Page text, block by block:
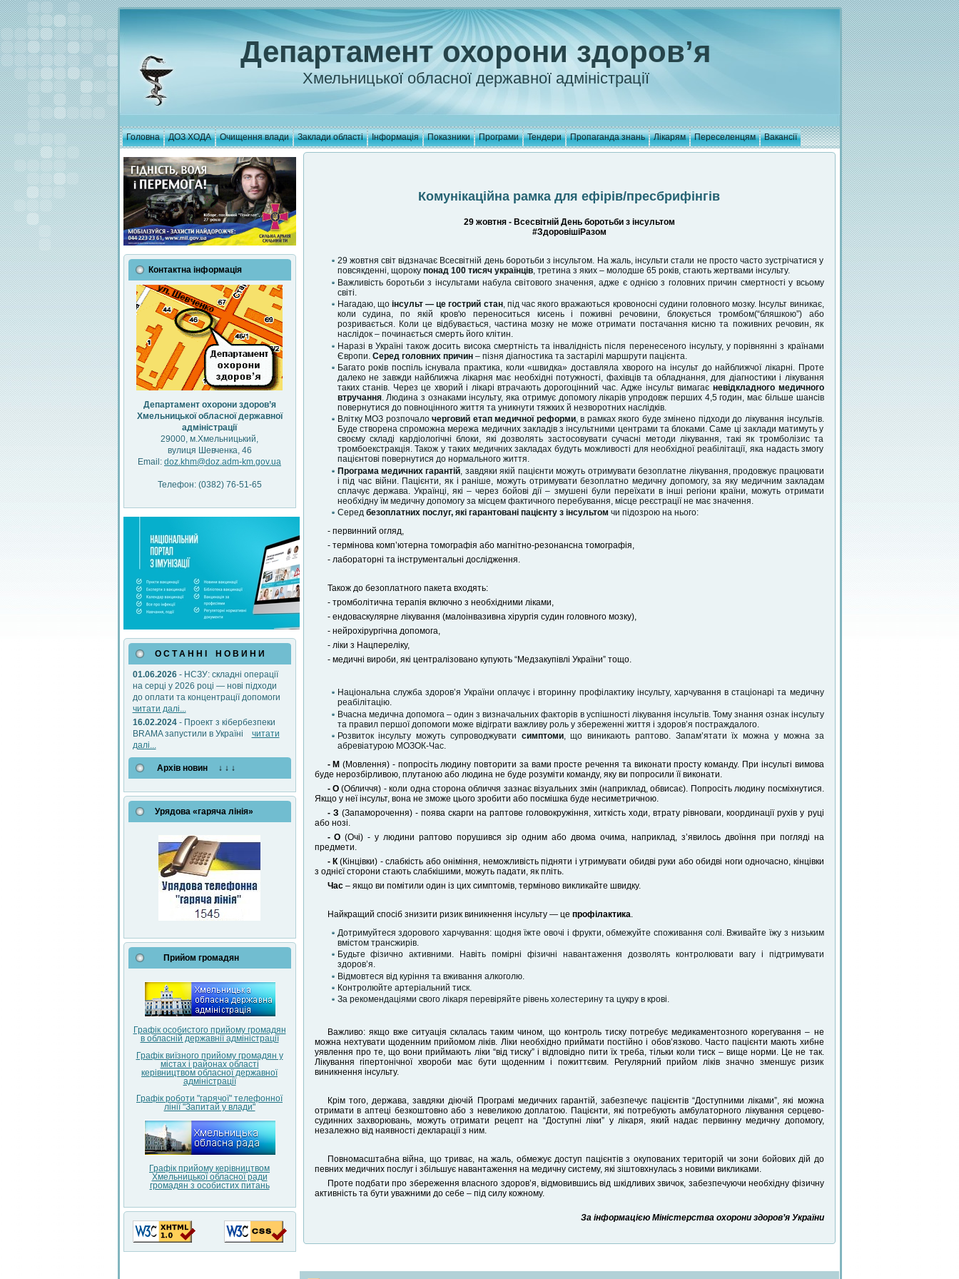
Департамент охорони здоров’я
Хмельницької обласної державної адміністрації
Головна ДОЗ ХОДА Очищення влади Заклади області Інформація Показники Програми Тендери Пропаганда знань Лікарям Переселенцям Вакансії
Контактна інформація
Департамент охорони здоров’я
Хмельницької обласної державної
адміністрації
29000, м.Хмельницький,
вулиця Шевченка, 46
Email: doz.khm@doz.adm-km.gov.ua
Телефон: (0382) 76-51-65
О С Т А Н Н І Н О В И Н И
01.06.2026- НСЗУ: складні операції
на серці у 2026 році — нові підходи
до оплати та концентрації допомоги
читати далі...
16.02.2024- Проект з кібербезпеки
BRAMA запустили в Україні читати
далі...
Архів новин ↓ ↓ ↓
Урядова «гаряча лінія»
Прийом громадян
Графік особистого прийому громадян
в обласній державнії адміністрації
Графік виїзного прийому громадян у
містах і районах області
керівництвом обласної державної
адміністрації
Графік роботи "гарячої" телефонної
лінії "Запитай у влади"
Графік прийому керівництвом
Хмельницької обласної ради
громадян з особистих питань
Комунікаційна рамка для ефірів/пресбрифінгів
29 жовтня - Всесвітній День боротьби з інсультом
#ЗдоровішіРазом
29 жовтня світ відзначає Всесвітній день боротьби з інсультом. На жаль, інсульти стали не просто часто зустрічатися у
повсякденні, щороку понад 100 тисяч українців, третина з яких – молодше 65 років, стають жертвами інсульту.
Важливість боротьби з інсультами набула світового значення, адже є однією з головних причин смертності у всьому
світі.
Нагадаю, що інсульт — це гострий стан, під час якого вражаються кровоносні судини головного мозку. Інсульт виникає,
коли судина, по якій кров'ю переноситься кисень і поживні речовини, блокується тромбом(“бляшкою”) або
розривається. Коли це відбувається, частина мозку не може отримати постачання кисню та поживних речовин, як
наслідок – починається смерть його клітин.
Наразі в Україні також досить висока смертність та інвалідність після перенесеного інсульту, у порівнянні з країнами
Європи. Серед головних причин– пізня діагностика та застарілі маршрути пацієнта.
Багато років поспіль існувала практика, коли «швидка» доставляла хворого на інсульт до найближчої лікарні. Проте
далеко не завжди найближча лікарня має необхідні потужності, фахівців та обладнання, для діагностики і лікування
таких станів. Через це хворий і лікарі втрачають дорогоцінний час. Адже інсульт вимагає невідкладного медичного
втручання. Людина з ознаками інсульту, яка отримує допомогу лікарів упродовж перших 4,5 годин, має більше шансів
повернутися до повноцінного життя та уникнути тяжких й незворотних наслідків.
Влітку МОЗ розпочалочерговий етап медичної реформи, в рамках якого буде змінено підходи до лікування інсультів.
Буде створена спроможна мережа медичних закладів з інсультними центрами та блоками. Саме ці заклади матимуть у
своєму складі кардіологічні блоки, які дозволять застосовувати сучасні методи лікування, такі як тромболізис та
тромбоекстракція. Також у таких медичних закладах будуть можливості для необхідної реабілітації, яка надасть змогу
пацієнтові повернутися до нормального життя.
Програма медичних гарантій , завдяки якій пацієнти можуть отримувати безоплатне лікування, продовжує працювати
і під час війни. Пацієнти, як і раніше, можуть отримувати безоплатно медичну допомогу, за яку медичним закладам
сплачує держава. Українці, які – через бойові дії – змушені були переїхати в інші регіони країни, можуть отримати
необхідну їм медичну допомогу за місцем фактичного перебування, місце реєстрації не має значення.
Серед безоплатних послуг, які гарантовані пацієнту з інсультом чи підозрою на нього:
- первинний огляд,
- термінова комп’ютерна томографія або магнітно-резонансна томографія,
- лабораторні та інструментальні дослідження.
Також до безоплатного пакета входять:
- тромболітична терапія включно з необхідними ліками,
- ендоваскулярне лікування (малоінвазивна хірургія судин головного мозку),
- нейрохірургічна допомога,
- ліки з Нацпереліку,
- медичні вироби, які централізовано купують “Медзакупівлі України” тощо.
Національна служба здоров’я України оплачує і вторинну профілактику інсульту, харчування в стаціонарі та медичну
реабілітацію.
Вчасна медична допомога – один з визначальних факторів в успішності лікування інсультів. Тому знання ознак інсульту
та правил першої допомоги може відіграти важливу роль у збереженні життя і здоров’я постраждалого.
Розвиток інсульту можуть супроводжувати симптоми, що виникають раптово. Запам’ятати їх можна у можна за
абревіатурою МОЗОК-Час.
- М (Мовлення) - попросіть людину повторити за вами просте речення та виконати просту команду. При інсульті вимова
буде нерозбірливою, плутаною або людина не буде розуміти команду, яку ви попросили її виконати.
- О(Обличчя) - коли одна сторона обличчя зазнає візуальних змін (наприклад, обвисає). Попросіть людину посміхнутися.
Якщо у неї інсульт, вона не зможе цього зробити або посмішка буде несиметричною.
- З (Запаморочення) - поява скарги на раптове головокружіння, хиткість ходи, втрату рівноваги, координації рухів у руці
або нозі.
- О (Очі) - у людини раптово порушився зір одним або двома очима, наприклад, зʼявилось двоїння при погляді на
предмети.
- К(Кінцівки) - слабкість або оніміння, неможливість підняти і утримувати обидві руки або обидві ноги одночасно, кінцівки
з однієї сторони стають слабкішими, можуть падати, як пліть.
Час– якщо ви помітили один із цих симптомів, терміново викликайте швидку.
Найкращий спосіб знизити ризик виникнення інсульту — це профілактика.
Дотримуйтеся здорового харчування: щодня їжте овочі і фрукти, обмежуйте споживання солі. Вживайте їжу з низьким
вмістом трансжирів.
Будьте фізично активними. Навіть помірні фізичні навантаження дозволять контролювати вагу і підтримувати
здоров’я.
Відмовтеся від куріння та вживання алкоголю.
Контролюйте артеріальний тиск.
За рекомендаціями свого лікаря перевіряйте рівень холестерину та цукру в крові.
Важливо: якщо вже ситуація склалась таким чином, що контроль тиску потребує медикаментозного корегування – не
можна нехтувати щоденним прийомом ліків. Ліки необхідно приймати постійно і обов’язково. Часто пацієнти мають хибне
уявлення про те, що вони приймають ліки “від тиску” і відповідно пити їх треба, тільки коли тиск – вище норми. Це не так.
Лікування гіпертонічної хвороби має бути щоденним і пожиттєвим. Регулярний прийом ліків значно зменшує ризик
виникнення інсульту.
Крім того, держава, завдяки діючій Програмі медичних гарантій, забезпечує пацієнтів “Доступними ліками”, які можна
отримати в аптеці безкоштовно або з невеликою доплатою. Пацієнти, які потребують амбулаторного лікування серцево-
судинних захворювань, можуть отримати рецепт на “Доступні ліки” у лікаря, який надає первинну медичну допомогу,
незалежно від наявності декларації з ним.
Повномасштабна війна, що триває, на жаль, обмежує доступ пацієнтів з окупованих територій чи зони бойових дій до
певних медичних послуг і збільшує навантаження на медичну систему, які зіштовхнулась з новими викликами.
Проте подбати про збереження власного здоров’я, відмовившись від шкідливих звичок, забезпечуючи необхідну фізичну
активність та бути уважними до себе – під силу кожному.
За інформацією Міністерства охорони здоров’я України